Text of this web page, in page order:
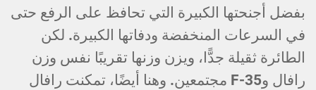
بفضل أجنحتها الكبيرة التي تحافظ على الرفع حتى
في السرعات المنخفضة ودفاتها الكبيرة. لكن
الطائرة ثقيلة جدًّا، ويزن وزنها تقريبًا نفس وزن
رافال وF-35 مجتمعين. وهنا أيضًا، تمكنت رافال